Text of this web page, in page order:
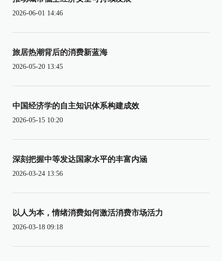
2026-06-01 14:46
旅居热潮背后的消费新蓝海
2026-05-20 13:45
中国经济学的自主知识体系构建成效
2026-05-15 10:20
深刻把握中等发达国家水平的丰富内涵
2026-03-24 13:56
以人为本，情绪消费如何激活消费市场活力
2026-03-18 09:18